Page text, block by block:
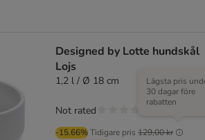
Designed by Lotte hundskål
Lojs
1,2 l / Ø 18 cm
-15.66%Tidigare pris 129,00 kr
Lägsta pris
30 dagar före
rabatten
Not rated